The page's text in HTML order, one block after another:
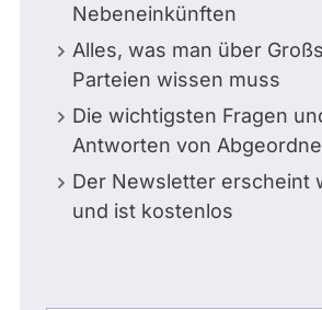
Nebeneinkünften
Alles, was man über
Parteien wissen muss
Die wichtigsten Fragen
Antworten von
Der Newsletter erscheint
und ist kostenlos